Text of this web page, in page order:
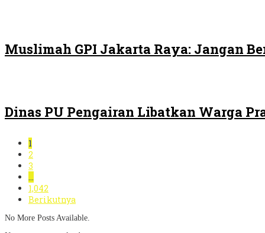
Muslimah GPI Jakarta Raya: Jangan
Dinas PU Pengairan Libatkan Warga
1
2
3
…
1,042
Berikutnya
No More Posts Available.